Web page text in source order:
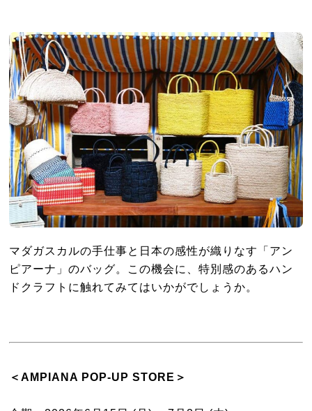
マダガスカルの手仕事と日本の感性が織りなす「アン
ピアーナ」のバッグ。この機会に、特別感のあるハン
ドクラフトに触れてみてはいかがでしょうか。
＜AMPIANA POP-UP STORE＞